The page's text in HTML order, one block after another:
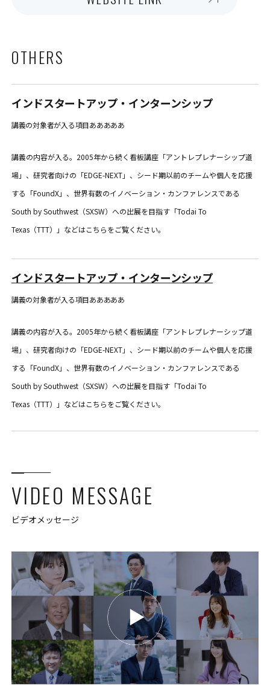
OTHERS
インドスタートアップ・インターンシップ
講義の対象者が入る項目あああああ
講義の内容が入る。2005年から続く看板講座「アントレプレナーシップ道
場」、研究者向けの「EDGE-NEXT」、シード期以前のチームや個人を応援
する「FoundX」、世界有数のイノベーション・カンファレンスである
South by Southwest（SXSW）への出展を目指す「Todai To
Texas（TTT）」などはこちらをご覧ください。
インドスタートアップ・インターンシップ
講義の対象者が入る項目あああああ
講義の内容が入る。2005年から続く看板講座「アントレプレナーシップ道
場」、研究者向けの「EDGE-NEXT」、シード期以前のチームや個人を応援
する「FoundX」、世界有数のイノベーション・カンファレンスである
South by Southwest（SXSW）への出展を目指す「Todai To
Texas（TTT）」などはこちらをご覧ください。
VIDEO MESSAGE
ビデオメッセージ